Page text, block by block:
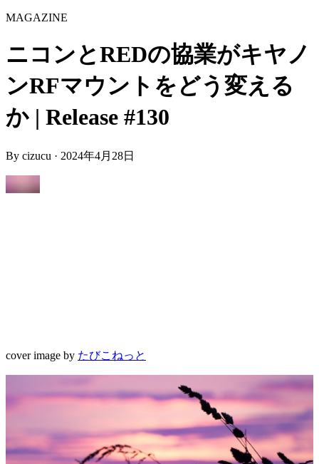
MAGAZINE
ニコンとREDの協業がキヤノ
ンRFマウントをどう変える
か | Release #130
By cizucu · 2024年4月28日
cover image by たびこねっと